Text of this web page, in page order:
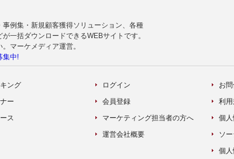
例集・新規顧客獲得ソリューション、各種
一括ダウンロードできるWEBサイトです。
マーケメディア運営。
集中!
ング
ー
ス
ログイン
会員登録
マーケティング担当者の方へ
運営会社概要
お
利
個
ソ
個